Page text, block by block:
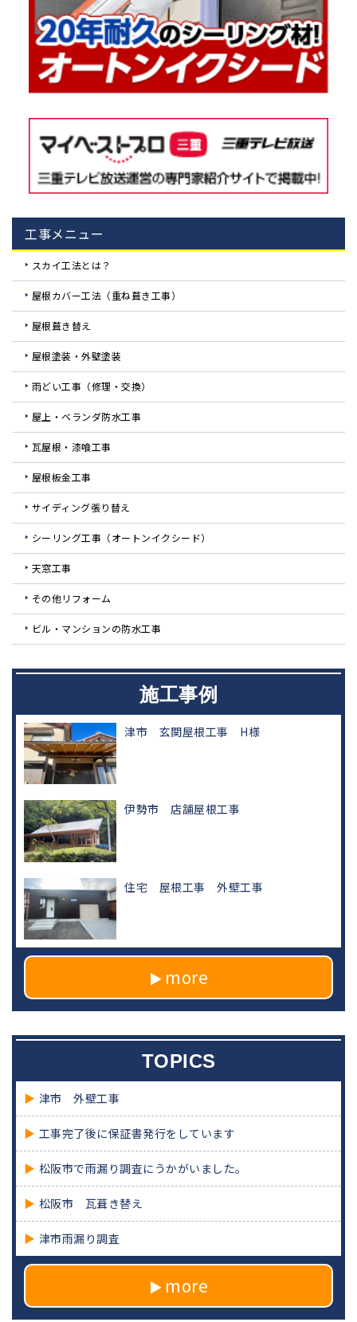
工事メニュー
スカイ工法とは？
屋根カバー工法（重ね葺き工事）
屋根葺き替え
屋根塗装・外壁塗装
雨どい工事（修理・交換）
屋上・ベランダ防水工事
瓦屋根・漆喰工事
屋根板金工事
サイディング張り替え
シーリング工事（オートンイクシード）
天窓工事
その他リフォーム
ビル・マンションの防水工事
施工事例
津市 玄関屋根工事 H様
伊勢市 店舗屋根工事
住宅 屋根工事 外壁工事
more
TOPICS
津市 外壁工事
工事完了後に保証書発行をしています
松阪市で雨漏り調査にうかがいました。
松阪市 瓦葺き替え
津市雨漏り調査
more